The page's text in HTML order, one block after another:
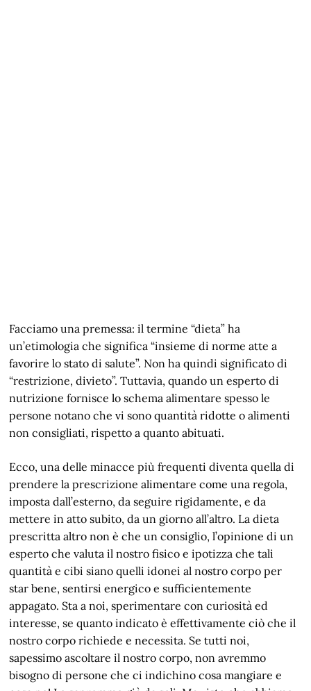
Facciamo una premessa: il termine “dieta” ha
un’etimologia che significa “insieme di norme atte a
favorire lo stato di salute”. Non ha quindi significato di
“restrizione, divieto”. Tuttavia, quando un esperto di
nutrizione fornisce lo schema alimentare spesso le
persone notano che vi sono quantità ridotte o alimenti
non consigliati, rispetto a quanto abituati.
Ecco, una delle minacce più frequenti diventa quella di
prendere la prescrizione alimentare come una regola,
imposta dall’esterno, da seguire rigidamente, e da
mettere in atto subito, da un giorno all’altro. La dieta
prescritta altro non è che un consiglio, l’opinione di un
esperto che valuta il nostro fisico e ipotizza che tali
quantità e cibi siano quelli idonei al nostro corpo per
star bene, sentirsi energico e sufficientemente
appagato. Sta a noi, sperimentare con curiosità ed
interesse, se quanto indicato è effettivamente ciò che il
nostro corpo richiede e necessita. Se tutti noi,
sapessimo ascoltare il nostro corpo, non avremmo
bisogno di persone che ci indichino cosa mangiare e